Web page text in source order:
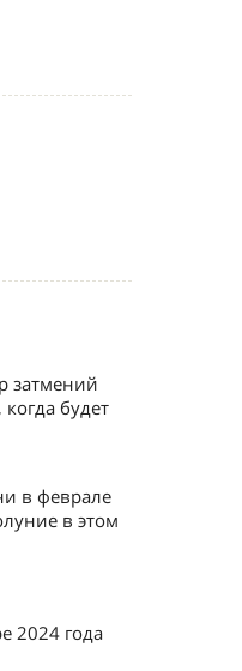
затмений
будет
в феврале
в этом
2024 года